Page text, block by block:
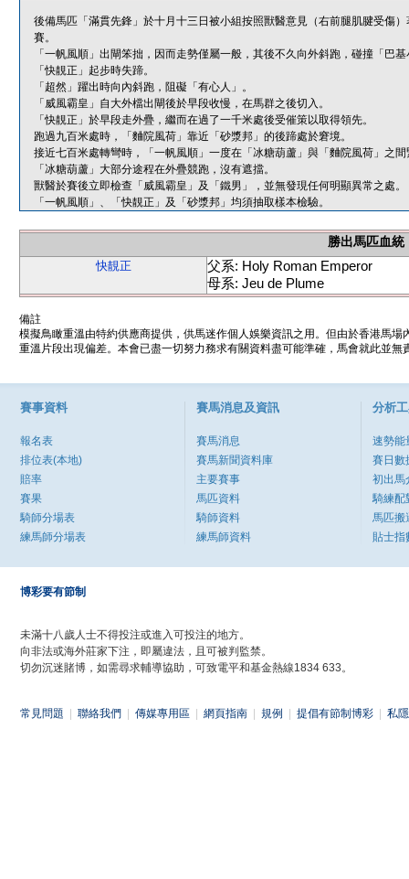
後備馬匹「滿貫先鋒」於十月十三日被小組按照獸醫意見（右前腿肌腱受傷
賽。
「一帆風順」出閘笨拙，因而走勢僅屬一般，其後不久向外斜跑，碰撞「巴
「快靚正」起步時失蹄。
「超然」躍出時向內斜跑，阻礙「有心人」。
「威風霸皇」自大外檔出閘後於早段收慢，在馬群之後切入。
「快靚正」於早段走外疊，繼而在過了一千米處後受催策以取得領先。
跑過九百米處時，「麯院風荷」靠近「砂漿邦」的後蹄處於窘境。
接近七百米處轉彎時，「一帆風順」一度在「冰糖葫蘆」與「麯院風荷」之
「冰糖葫蘆」大部分途程在外疊競跑，沒有遮擋。
獸醫於賽後立即檢查「威風霸皇」及「鐵男」，並無發現任何明顯異常之處。
「一帆風順」、「快靚正」及「砂漿邦」均須抽取樣本檢驗。
勝出馬匹血統
快靚正
父系: Holy Roman Emperor
母系: Jeu de Plume
備註
模擬鳥瞰重溫由特約供應商提供，供馬迷作個人娛樂資訊之用。但由於香港馬
重溫片段出現偏差。本會已盡一切努力務求有關資料盡可能準確，馬會就此並
賽事資料
報名表
排位表(本地)
賠率
賽果
騎師分場表
練馬師分場表
賽馬消息及資訊
賽馬消息
賽馬新聞資料庫
主要賽事
馬匹資料
騎師資料
練馬師資料
分析
速勢能
賽日數
初出馬
騎練配
馬匹搬
貼士指
博彩要有節制
未滿十八歲人士不得投注或進入可投注的地方。
向非法或海外莊家下注，即屬違法，且可被判監禁。
切勿沉迷賭博，如需尋求輔導協助，可致電平和基金熱線1834 633。
常見問題 聯絡我們 傳媒專用區 網頁指南 規例 提倡有節制博彩 私